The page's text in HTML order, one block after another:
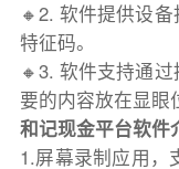
🔸2. 软件提供设
特征码。
🔸3. 软件支持通
要的内容放在显眼
和记现金平台软件
1.屏幕录制应用，